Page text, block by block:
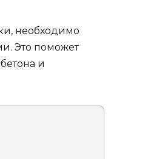
необходимо
Это поможет
и